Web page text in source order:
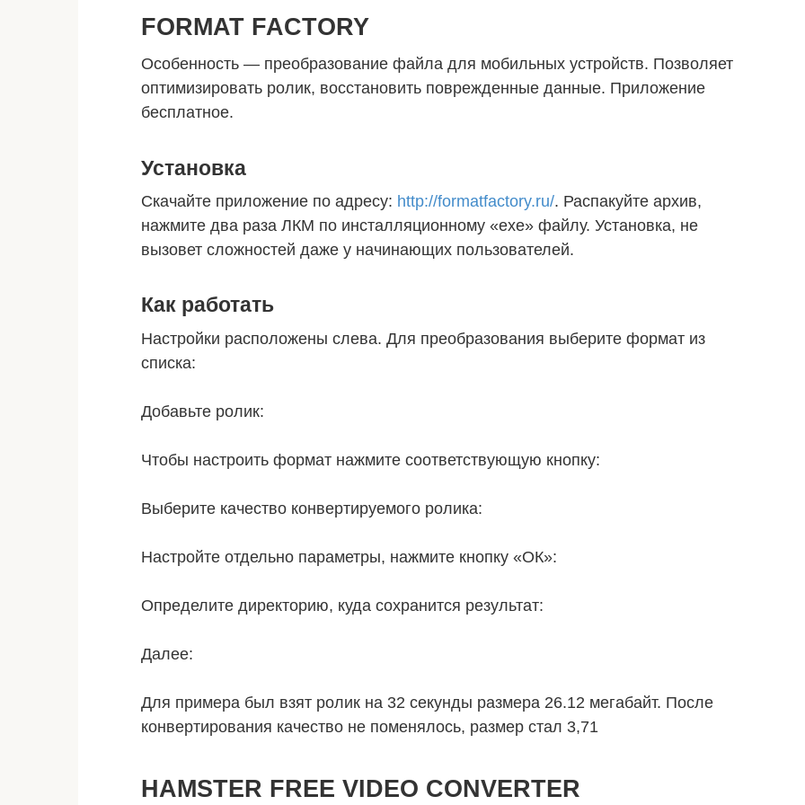
FORMAT FACTORY
Особенность — преобразование файла для мобильных устройств. Позволяет
оптимизировать ролик, восстановить поврежденные данные. Приложение
бесплатное.
Установка
Скачайте приложение по адресу: http://formatfactory.ru/. Распакуйте архив,
нажмите два раза ЛКМ по инсталляционному «exe» файлу. Установка, не
вызовет сложностей даже у начинающих пользователей.
Как работать
Настройки расположены слева. Для преобразования выберите формат из
списка:
Добавьте ролик:
Чтобы настроить формат нажмите соответствующую кнопку:
Выберите качество конвертируемого ролика:
Настройте отдельно параметры, нажмите кнопку «ОК»:
Определите директорию, куда сохранится результат:
Далее:
Для примера был взят ролик на 32 секунды размера 26.12 мегабайт. После
конвертирования качество не поменялось, размер стал 3,71
HAMSTER FREE VIDEO CONVERTER